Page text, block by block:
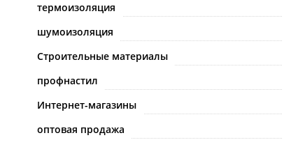
термоизоляция
шумоизоляция
Строительные материалы
профнастил
Интернет-магазины
оптовая продажа